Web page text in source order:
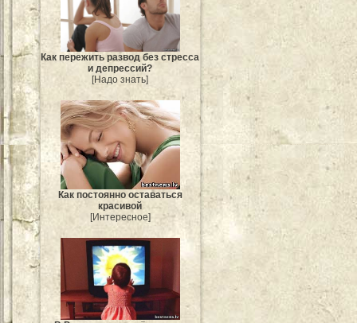
Как пережить развод без стресса
и депрессий?
[Надо знать]
Как постоянно оставаться
красивой
[Интересное]